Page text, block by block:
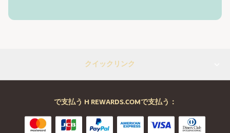
クイックリンク
で支払う H REWARDS.COMで支払う：